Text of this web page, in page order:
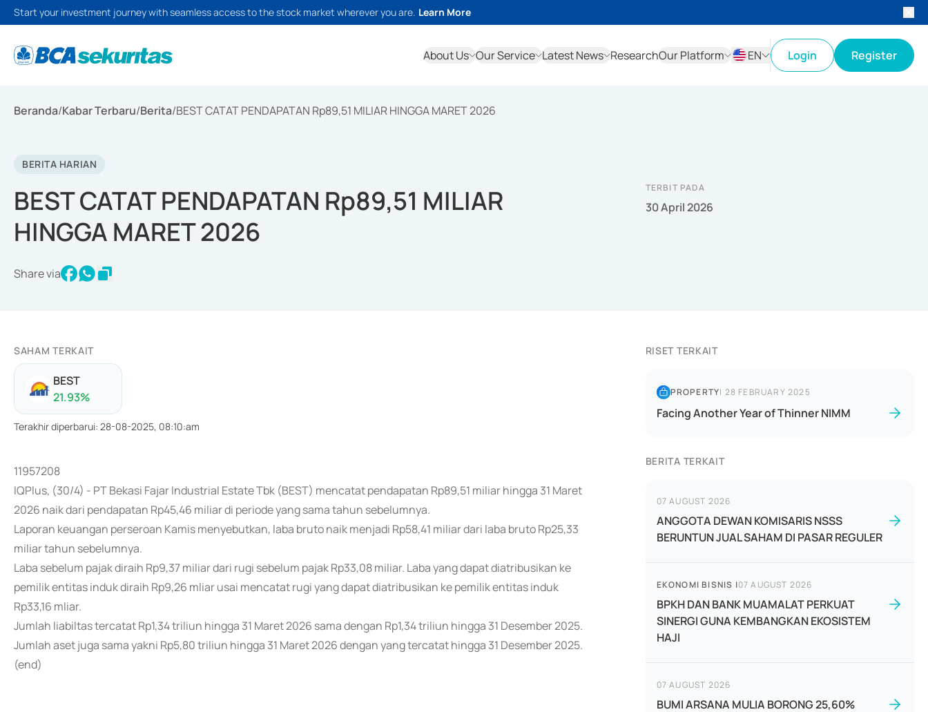
Start your investment journey with seamless access to the stock market wherever you are. Learn More
About Us Our Service Latest News ResearchOur Platform
EN
Login Register
Beranda/Kabar Terbaru/Berita/BEST CATAT PENDAPATAN Rp89,51 MILIAR HINGGA MARET 2026
BERITA HARIAN
BEST CATAT PENDAPATAN Rp89,51 MILIAR
HINGGA MARET 2026
Share via
TERBIT PADA
30 April 2026
SAHAM TERKAIT
BEST
21.93%
Terakhir diperbarui: 28-08-2025, 08:10:am
11957208
IQPlus, (30/4) - PT Bekasi Fajar Industrial Estate Tbk (BEST) mencatat pendapatan Rp89,51 miliar hingga 31 Maret
2026 naik dari pendapatan Rp45,46 miliar di periode yang sama tahun sebelumnya.
Laporan keuangan perseroan Kamis menyebutkan, laba bruto naik menjadi Rp58,41 miliar dari laba bruto Rp25,33
miliar tahun sebelumnya.
Laba sebelum pajak diraih Rp9,37 miliar dari rugi sebelum pajak Rp33,08 miliar. Laba yang dapat diatribusikan ke
pemilik entitas induk diraih Rp9,26 mliar usai mencatat rugi yang dapat diatribusikan ke pemilik entitas induk
Rp33,16 mliar.
Jumlah liabiltas tercatat Rp1,34 triliun hingga 31 Maret 2026 sama dengan Rp1,34 triliun hingga 31 Desember 2025.
Jumlah aset juga sama yakni Rp5,80 triliun hingga 31 Maret 2026 dengan yang tercatat hingga 31 Desember 2025.
(end)
RISET TERKAIT
PROPERTY| 28 FEBRUARY 2025
Facing Another Year of Thinner NIMM
BERITA TERKAIT
07 AUGUST 2026
ANGGOTA DEWAN KOMISARIS NSSS
BERUNTUN JUAL SAHAM DI PASAR REGULER
EKONOMI BISNIS |07 AUGUST 2026
BPKH DAN BANK MUAMALAT PERKUAT
SINERGI GUNA KEMBANGKAN EKOSISTEM
HAJI
07 AUGUST 2026
BUMI ARSANA MULIA BORONG 25,60%